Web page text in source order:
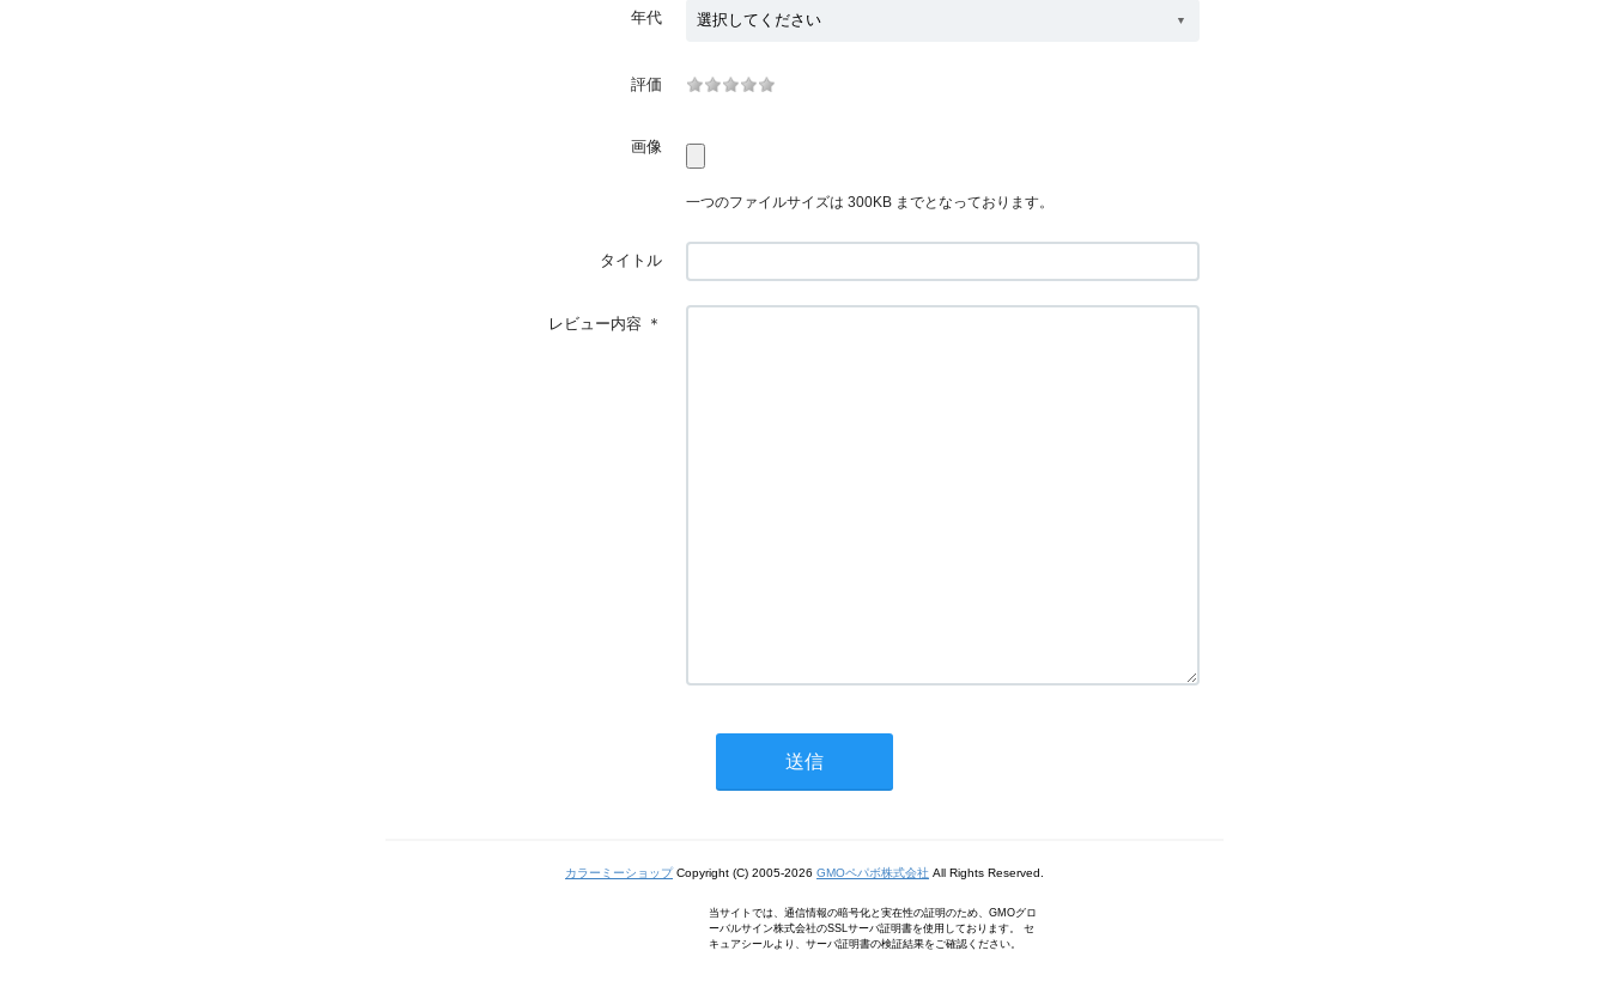
年代
評価
画像
一つのファイルサイズは 300KB までとなっております。
タイトル
レビュー内容 ＊
カラーミーショップCopyright (C) 2005-2026 GMOペパボ株式会社 All Rights Reserved.
当サイトでは、通信情報の暗号化と実在性の証明のため、GMOグロ
ーバルサイン株式会社のSSLサーバ証明書を使用しております。 セ
キュアシールより、サーバ証明書の検証結果をご確認ください。